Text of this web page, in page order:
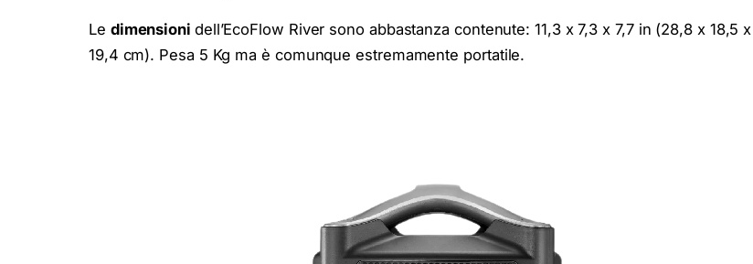
Le dimensioni dell’EcoFlow River sono abbastanza contenute: 11,3 x 7,3 x 7,7 in (28,8 x 18,5 x
19,4 cm). Pesa 5 Kg ma è comunque estremamente portatile.